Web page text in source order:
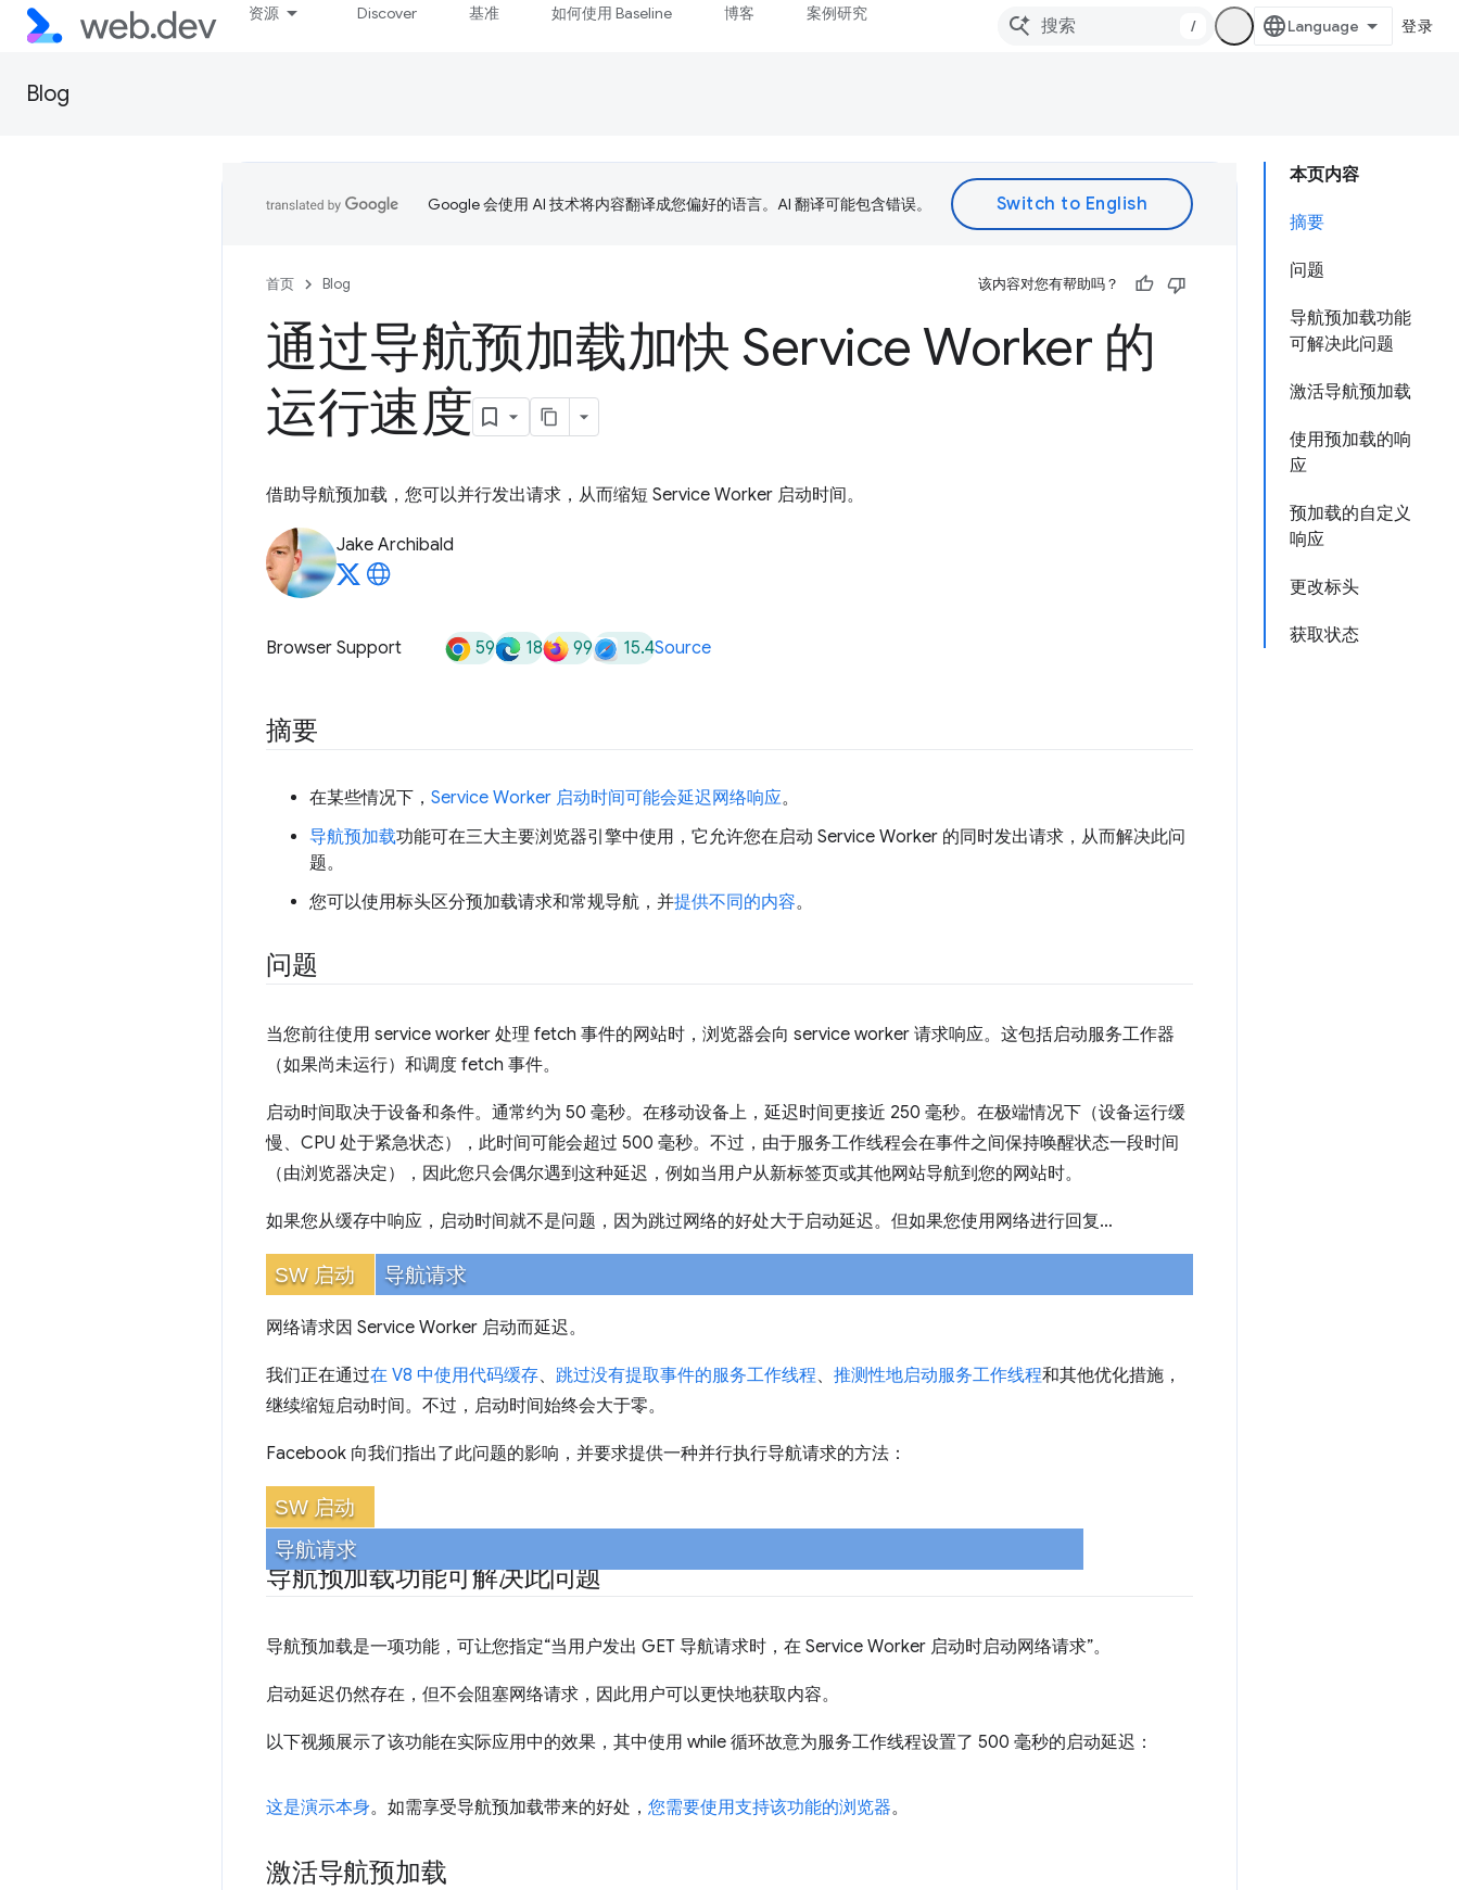
资源 Discover 基准 如何使用 Baseline 博客 案例研究
/ 登录
Blog
本页内容
摘要
问题
导航预加载功能
可解决此问题
激活导航预加载
使用预加载的响
应
预加载的自定义
响应
更改标头
获取状态
Google 会使用 AI 技术将内容翻译成您偏好的语言。AI 翻译可能包含错误。
首页 Blog 该内容对您有帮助吗？
通过导航预加载加快 Service Worker 的
运行速度
借助导航预加载，您可以并行发出请求，从而缩短 Service Worker 启动时间。
Jake Archibald
Browser Support 59 18 99 15.4Source
摘要
在某些情况下， Service Worker 启动时间可能会延迟网络响应。
导航预加载功能可在三大主要浏览器引擎中使用，它允许您在启动 Service Worker 的同时发出请求，从而解决此问
题。
您可以使用标头区分预加载请求和常规导航，并提供不同的内容。
问题
当您前往使用 service worker 处理 fetch 事件的网站时，浏览器会向 service worker 请求响应。这包括启动服务工作器
（如果尚未运行）和调度 fetch 事件。
启动时间取决于设备和条件。通常约为 50 毫秒。在移动设备上，延迟时间更接近 250 毫秒。在极端情况下（设备运行缓
慢、CPU 处于紧急状态），此时间可能会超过 500 毫秒。不过，由于服务工作线程会在事件之间保持唤醒状态一段时间
（由浏览器决定），因此您只会偶尔遇到这种延迟，例如当用户从新标签页或其他网站导航到您的网站时。
如果您从缓存中响应，启动时间就不是问题，因为跳过网络的好处大于启动延迟。但如果您使用网络进行回复…
SW 启动 导航请求
网络请求因 Service Worker 启动而延迟。
我们正在通过在 V8 中使用代码缓存、 跳过没有提取事件的服务工作线程、 推测性地启动服务工作线程和其他优化措施，
继续缩短启动时间。不过，启动时间始终会大于零。
Facebook 向我们指出了此问题的影响，并要求提供一种并行执行导航请求的方法：
SW 启动
导航请求
导航预加载功能可解决此问题
导航预加载是一项功能，可让您指定“当用户发出 GET 导航请求时，在 Service Worker 启动时启动网络请求”。
启动延迟仍然存在，但不会阻塞网络请求，因此用户可以更快地获取内容。
以下视频展示了该功能在实际应用中的效果，其中使用 while 循环故意为服务工作线程设置了 500 毫秒的启动延迟：
这是演示本身。如需享受导航预加载带来的好处， 您需要使用支持该功能的浏览器。
激活导航预加载